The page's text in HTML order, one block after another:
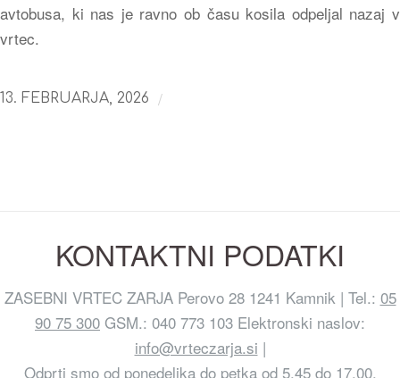
avtobusa, ki nas je ravno ob času kosila odpeljal nazaj v
vrtec.
13. FEBRUARJA, 2026 /
KONTAKTNI PODATKI
ZASEBNI VRTEC ZARJA Perovo 28 1241 Kamnik | Tel.: 05
90 75 300 GSM.: 040 773 103 Elektronski naslov:
info@vrteczarja.si |
Odprti smo od ponedeljka do petka od 5.45 do 17.00.